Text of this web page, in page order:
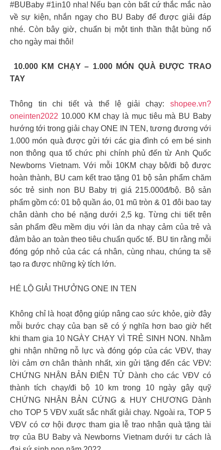
#BUBaby #1in10 nha! Nếu bạn còn bất cứ thắc mắc nào
về sự kiện, nhắn ngay cho BU Baby để được giải đáp
nhé. Còn bây giờ, chuẩn bị một tinh thần thật bùng nổ
cho ngày mai thôi!
️ 10.000 KM CHẠY – 1.000 MÓN QUÀ ĐƯỢC TRAO
TAY
Thông tin chi tiết và thể lệ giải chạy: shopee.vn?
oneinten2022 10.000 KM chạy là mục tiêu mà BU Baby
hướng tới trong giải chạy ONE IN TEN, tương đương với
1.000 món quà được gửi tới các gia đình có em bé sinh
non thông qua tổ chức phi chính phủ đến từ Anh Quốc
Newborns Vietnam. Với mỗi 10KM chạy bộ/đi bộ được
hoàn thành, BU cam kết trao tặng 01 bộ sản phẩm chăm
sóc trẻ sinh non BU Baby trị giá 215.000đ/bộ. Bộ sản
phẩm gồm có: 01 bộ quần áo, 01 mũ tròn & 01 đôi bao tay
chân dành cho bé nặng dưới 2,5 kg. Từng chi tiết trên
sản phẩm đều mềm dịu với làn da nhạy cảm của trẻ và
đảm bảo an toàn theo tiêu chuẩn quốc tế. BU tin rằng mỗi
đóng góp nhỏ của các cá nhân, cùng nhau, chúng ta sẽ
tạo ra được những kỳ tích lớn.
HÉ LỘ GIẢI THƯỞNG ONE IN TEN
Không chỉ là hoạt động giúp nâng cao sức khỏe, giờ đây
mỗi bước chạy của bạn sẽ có ý nghĩa hơn bao giờ hết
khi tham gia 10 NGÀY CHẠY VÌ TRẺ SINH NON. Nhằm
ghi nhận những nỗ lực và đóng góp của các VĐV, thay
lời cảm ơn chân thành nhất, xin gửi tặng đến các VĐV:
CHỨNG NHẬN BẢN ĐIỆN TỬ Dành cho các VĐV có
thành tích chạy/đi bộ 10 km trong 10 ngày gây quỹ
CHỨNG NHẬN BẢN CỨNG & HUY CHƯƠNG Dành
cho TOP 5 VĐV xuất sắc nhất giải chạy. Ngoài ra, TOP 5
VĐV có cơ hội được tham gia lễ trao nhận quà tặng tài
trợ của BU Baby và Newborns Vietnam dưới tư cách là